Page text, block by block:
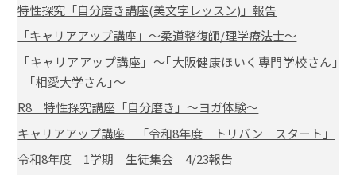
特性探究「自分磨き講座(美文字レッスン)」報告
「キャリアアップ講座」～柔道整復師/理学療法士～
「キャリアアップ講座」～｢大阪健康ほいく専門学校さん｣
｢相愛大学さん｣～
R8 特性探究講座「自分磨き」～ヨガ体験～
キャリアアップ講座 「令和8年度 トリバン スタート」
令和8年度 1学期 生徒集会 4/23報告